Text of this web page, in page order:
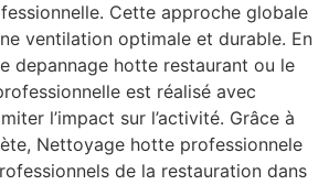
Cette approche globale
ventilation optimale et durable. En
depannage hotte restaurant ou le
est réalisé avec
l’impact sur l’activité. Grâce à
Nettoyage hotte professionnele
de la restauration dans